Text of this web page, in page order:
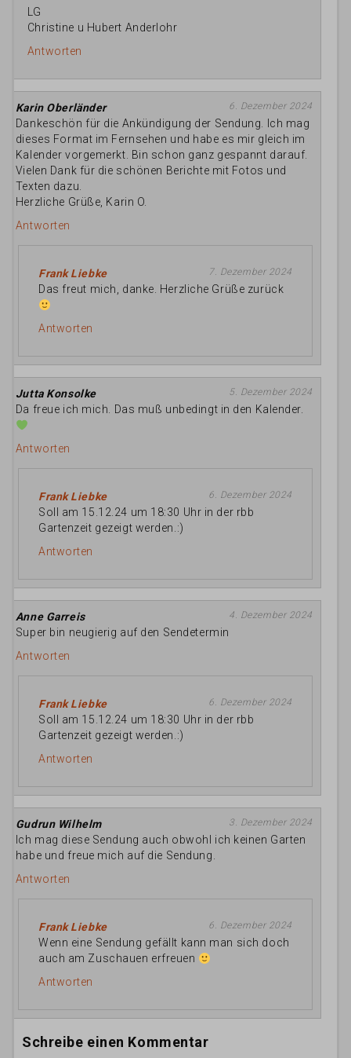
LG
Christine u Hubert Anderlohr
Antworten
Karin Oberländer 6. Dezember 2024
Dankeschön für die Ankündigung der Sendung. Ich mag
dieses Format im Fernsehen und habe es mir gleich im
Kalender vorgemerkt. Bin schon ganz gespannt darauf.
Vielen Dank für die schönen Berichte mit Fotos und
Texten dazu.
Herzliche Grüße, Karin O.
Antworten
Frank Liebke 7. Dezember 2024
Das freut mich, danke. Herzliche Grüße zurück
Antworten
Jutta Konsolke 5. Dezember 2024
Da freue ich mich. Das muß unbedingt in den Kalender.
Antworten
Frank Liebke 6. Dezember 2024
Soll am 15.12.24 um 18:30 Uhr in der rbb
Gartenzeit gezeigt werden.:)
Antworten
Anne Garreis 4. Dezember 2024
Super bin neugierig auf den Sendetermin
Antworten
Frank Liebke 6. Dezember 2024
Soll am 15.12.24 um 18:30 Uhr in der rbb
Gartenzeit gezeigt werden.:)
Antworten
Gudrun Wilhelm 3. Dezember 2024
Ich mag diese Sendung auch obwohl ich keinen Garten
habe und freue mich auf die Sendung.
Antworten
Frank Liebke 6. Dezember 2024
Wenn eine Sendung gefällt kann man sich doch
auch am Zuschauen erfreuen
Antworten
Schreibe einen Kommentar